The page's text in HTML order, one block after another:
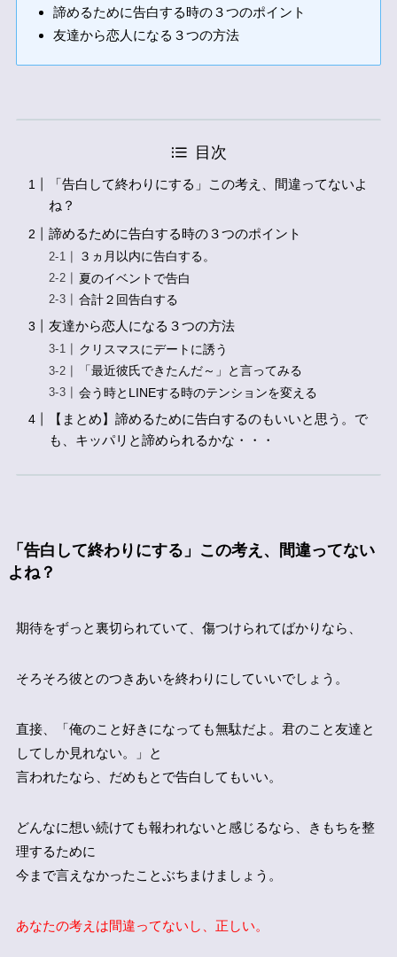
諦めるために告白する時の３つのポイント
友達から恋人になる３つの方法
目次
「告白して終わりにする」この考え、間違ってないよ
ね？
諦めるために告白する時の３つのポイント
３ヵ月以内に告白する。
夏のイベントで告白
合計２回告白する
友達から恋人になる３つの方法
クリスマスにデートに誘う
「最近彼氏できたんだ～」と言ってみる
会う時とLINEする時のテンションを変える
【まとめ】諦めるために告白するのもいいと思う。で
も、キッパリと諦められるかな・・・
「告白して終わりにする」この考え、間違ってない
よね？
期待をずっと裏切られていて、傷つけられてばかりなら、
そろそろ彼とのつきあいを終わりにしていいでしょう。
直接、「俺のこと好きになっても無駄だよ。君のこと友達と
してしか見れない。」と
言われたなら、だめもとで告白してもいい。
どんなに想い続けても報われないと感じるなら、きもちを整
理するために
今まで言えなかったことぶちまけましょう。
あなたの考えは間違ってないし、正しい。